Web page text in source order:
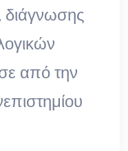
από την